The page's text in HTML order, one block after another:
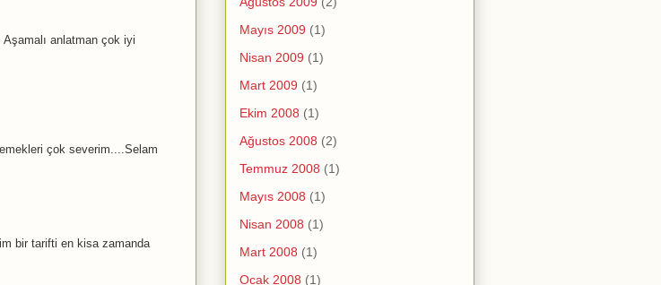
anlatman çok iyi
çok severim....Selam
bir tarifti en kisa zamanda
Mayıs 2009 (1)
Nisan 2009 (1)
Mart 2009 (1)
Ekim 2008 (1)
Ağustos 2008 (2)
Temmuz 2008 (1)
Mayıs 2008 (1)
Nisan 2008 (1)
Mart 2008 (1)
Ocak 2008 (1)